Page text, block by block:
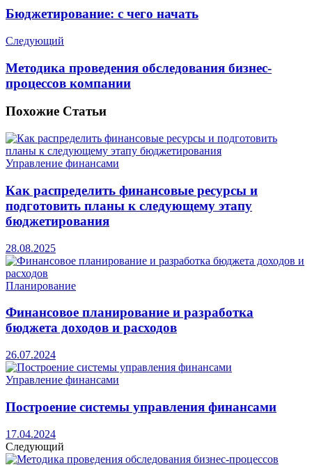
Бюджетирование: с чего начать
Следующий
Методика проведения обследования бизнес-
процессов компании
Похожие Статьи
Управление финансами
Как распределить финансовые ресурсы и
подготовить планы к следующему этапу
бюджетирования
28.08.2025
Планирование
Финансовое планирование и разработка
бюджета доходов и расходов
26.07.2024
Управление финансами
Построение системы управления финансами
17.04.2024
Следующий